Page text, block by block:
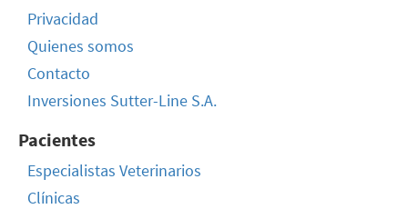
Privacidad
Quienes somos
Contacto
Inversiones Sutter-Line S.A.
Pacientes
Especialistas Veterinarios
Clínicas